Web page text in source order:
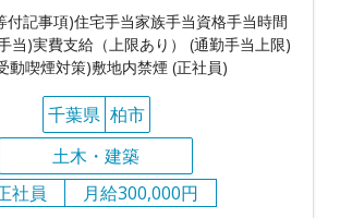
付記事項)住宅手当家族手当資格手当時間
当)実費支給（上限あり） (通勤手当上限)
動喫煙対策)敷地内禁煙 (正社員)
千葉県 柏市
土木・建築
社員
月給300,000円